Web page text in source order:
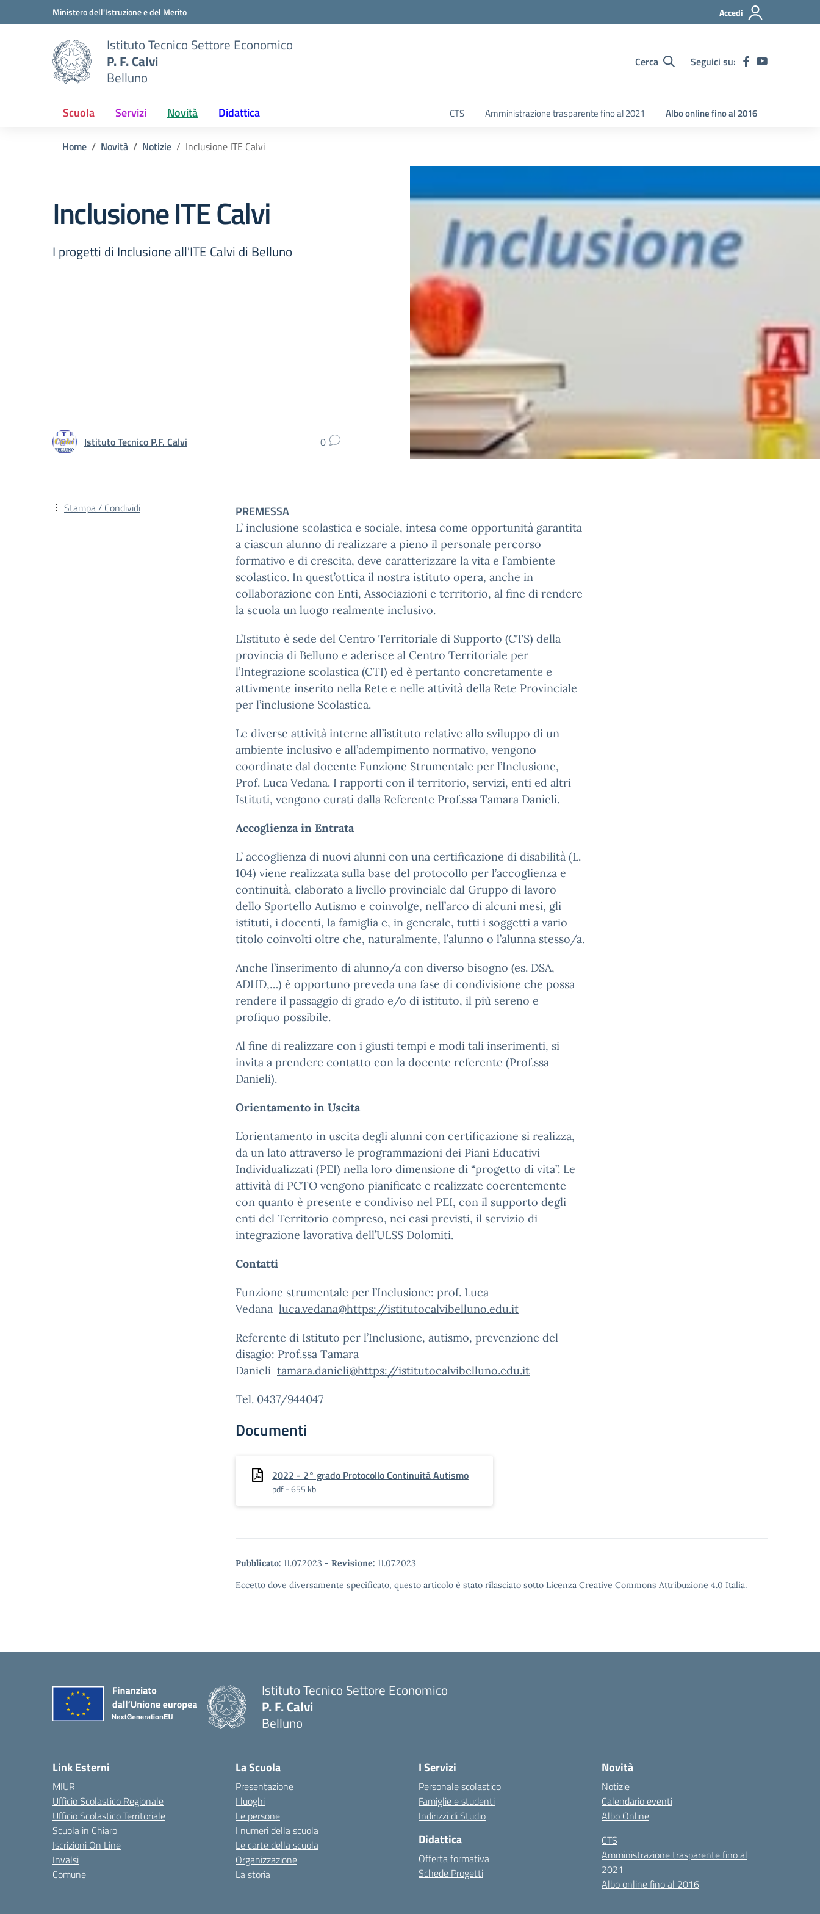
Vai ai contenuti
Vai al menu di navigazioneMinistero dell'Istruzione e del Merito Accedi
Istituto Tecnico Settore Economico
P. F. Calvi
Belluno
Cerca Seguici su:
Scuola Servizi Novità Didattica CTS Amministrazione trasparente fino al 2021 Albo online fino al 2016
Home Novità Notizie Inclusione ITE Calvi
Inclusione ITE Calvi
I progetti di Inclusione all'ITE Calvi di Belluno
Istituto Tecnico P.F. Calvi 0
PREMESSA
L’ inclusione scolastica e sociale, intesa come opportunità garantita
a ciascun alunno di realizzare a pieno il personale percorso
formativo e di crescita, deve caratterizzare la vita e l’ambiente
scolastico. In quest’ottica il nostra istituto opera, anche in
collaborazione con Enti, Associazioni e territorio, al fine di rendere
la scuola un luogo realmente inclusivo.
L’Istituto è sede del Centro Territoriale di Supporto (CTS) della
provincia di Belluno e aderisce al Centro Territoriale per
l’Integrazione scolastica (CTI) ed è pertanto concretamente e
attivmente inserito nella Rete e nelle attività della Rete Provinciale
per l’inclusione Scolastica.
Le diverse attività interne all’istituto relative allo sviluppo di un
ambiente inclusivo e all’adempimento normativo, vengono
coordinate dal docente Funzione Strumentale per l’Inclusione,
Prof. Luca Vedana. I rapporti con il territorio, servizi, enti ed altri
Istituti, vengono curati dalla Referente Prof.ssa Tamara Danieli.
Accoglienza in Entrata
L’ accoglienza di nuovi alunni con una certificazione di disabilità (L.
104) viene realizzata sulla base del protocollo per l’accoglienza e
continuità, elaborato a livello provinciale dal Gruppo di lavoro
dello Sportello Autismo e coinvolge, nell’arco di alcuni mesi, gli
istituti, i docenti, la famiglia e, in generale, tutti i soggetti a vario
titolo coinvolti oltre che, naturalmente, l’alunno o l’alunna stesso/a.
Anche l’inserimento di alunno/a con diverso bisogno (es. DSA,
ADHD,…) è opportuno preveda una fase di condivisione che possa
rendere il passaggio di grado e/o di istituto, il più sereno e
profiquo possibile.
Al fine di realizzare con i giusti tempi e modi tali inserimenti, si
invita a prendere contatto con la docente referente (Prof.ssa
Danieli).
Orientamento in Uscita
L’orientamento in uscita degli alunni con certificazione si realizza,
da un lato attraverso le programmazioni dei Piani Educativi
Individualizzati (PEI) nella loro dimensione di “progetto di vita”. Le
attività di PCTO vengono pianificate e realizzate coerentemente
con quanto è presente e condiviso nel PEI, con il supporto degli
enti del Territorio compreso, nei casi previsti, il servizio di
integrazione lavorativa dell’ULSS Dolomiti.
Contatti
Funzione strumentale per l’Inclusione: prof. Luca
Vedana luca.vedana@https://istitutocalvibelluno.edu.it
Referente di Istituto per l’Inclusione, autismo, prevenzione del
disagio: Prof.ssa Tamara
Danieli tamara.danieli@https://istitutocalvibelluno.edu.it
Tel. 0437/944047
Documenti
2022 - 2° grado Protocollo Continuità Autismo
pdf - 655 kb
Pubblicato: 11.07.2023 - Revisione: 11.07.2023
Eccetto dove diversamente specificato, questo articolo è stato rilasciato sotto Licenza Creative Commons Attribuzione 4.0 Italia.
Stampa / Condividi
Istituto Tecnico Settore Economico
P. F. Calvi
Belluno
Link Esterni
MIUR
Ufficio Scolastico Regionale
Ufficio Scolastico Territoriale
Scuola in Chiaro
Iscrizioni On Line
Invalsi
Comune
La Scuola
Presentazione
I luoghi
Le persone
I numeri della scuola
Le carte della scuola
Organizzazione
La storia
I Servizi
Personale scolastico
Famiglie e studenti
Indirizzi di Studio
Didattica
Offerta formativa
Schede Progetti
Novità
Notizie
Calendario eventi
Albo Online
CTS
Amministrazione trasparente fino al
2021
Albo online fino al 2016